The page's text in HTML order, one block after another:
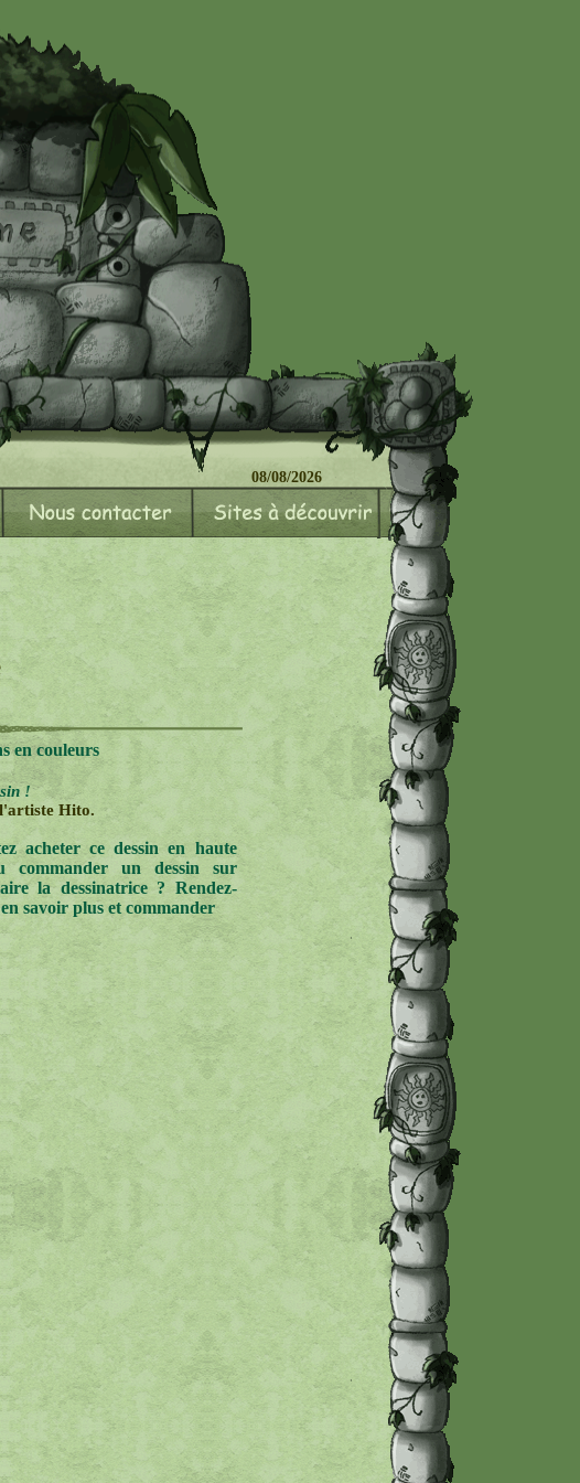
08/08/2026
en couleurs
!
Hito.
acheter ce dessin en haute
commander un dessin sur
la dessinatrice ? Rendez-
savoir plus et commander